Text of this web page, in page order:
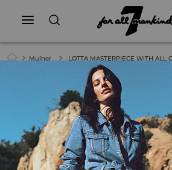
Mulher LOTTA MASTERPIECE WITH ALL
LOTTA MASTERPIECE WITH ALL
SPOTS